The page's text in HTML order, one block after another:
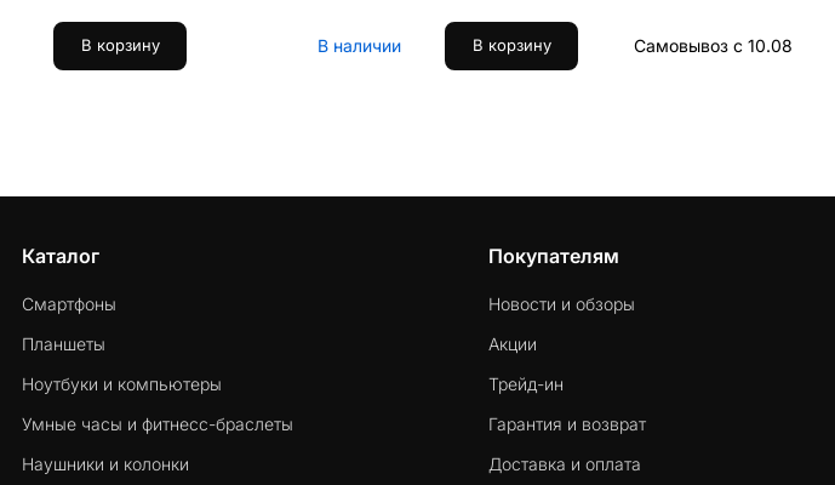
В корзину В наличии В корзину Самовывоз с 10.08
Каталог
Смартфоны
Планшеты
Ноутбуки и компьютеры
Умные часы и фитнесс-браслеты
Наушники и колонки
Покупателям
Новости и обзоры
Акции
Трейд-ин
Гарантия и возврат
Доставка и оплата